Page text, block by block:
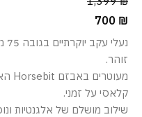
700 ₪
זוהר.
קלאסי על זמני.
שילוב מושלם של אלגנטיות